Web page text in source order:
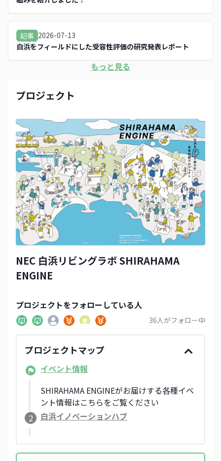
記事 2026-07-13
白浜をフィールドにした受容性評価の研究発表レポート
もっと見る
プロジェクト
NEC 白浜リビングラボ SHIRAHAMA
ENGINE
プロジェクトをフォローしている人
36人がフォロー中
プロジェクトマップ
イベント情報
SHIRAHAMA ENGINEがお届けする各種イベ
ント情報はこちらをご覧ください
2
白浜イノベーションハブ